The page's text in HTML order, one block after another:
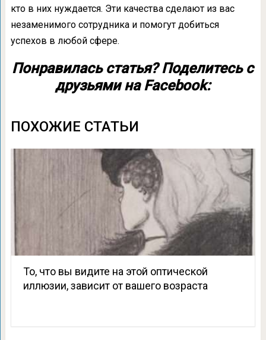
кто в них нуждается. Эти качества сделают из вас
незаменимого сотрудника и помогут добиться
успехов в любой сфере.
Понравилась статья? Поделитесь с
друзьями на Facebook:
ПОХОЖИЕ СТАТЬИ
То, что вы видите на этой оптической
иллюзии, зависит от вашего возраста